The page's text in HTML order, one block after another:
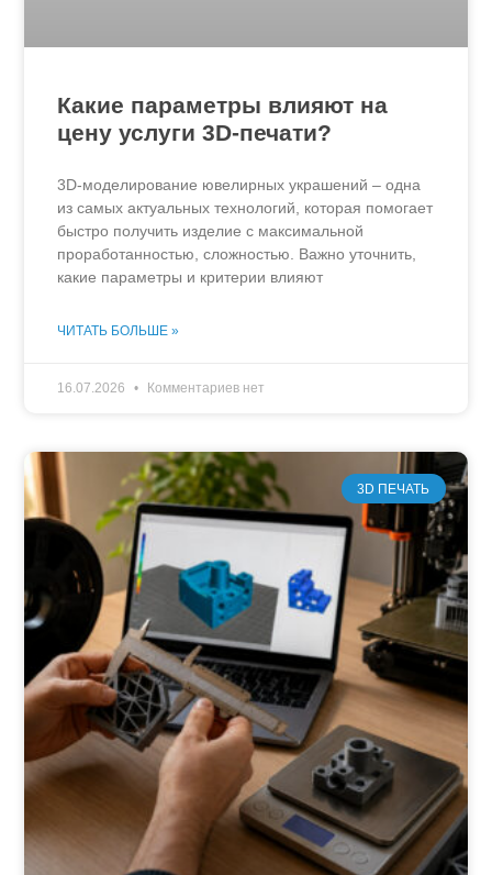
Какие параметры влияют на
цену услуги 3D-печати?
3D-моделирование ювелирных украшений – одна
из самых актуальных технологий, которая помогает
быстро получить изделие с максимальной
проработанностью, сложностью. Важно уточнить,
какие параметры и критерии влияют
ЧИТАТЬ БОЛЬШЕ »
16.07.2026 Комментариев нет
3D ПЕЧАТЬ